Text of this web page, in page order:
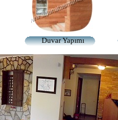
Duvar Yapımı